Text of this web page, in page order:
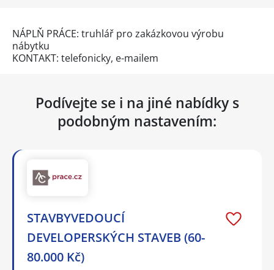
NÁPLŇ PRÁCE: truhlář pro zakázkovou výrobu
nábytku
KONTAKT: telefonicky, e-mailem
Podívejte se i na jiné nabídky s
podobným nastavením:
STAVBYVEDOUCÍ
DEVELOPERSKÝCH STAVEB (60-
80.000 Kč)